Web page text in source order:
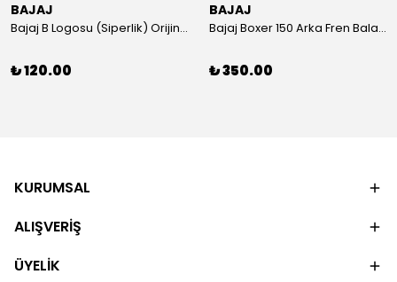
BAJAJ
Bajaj B Logosu (Siperlik) Orijinal
₺ 120.00
BAJAJ
Bajaj Boxer 150 Arka Fren Balatası Orijinal
₺ 350.00
KURUMSAL
ALIŞVERİŞ
ÜYELİK